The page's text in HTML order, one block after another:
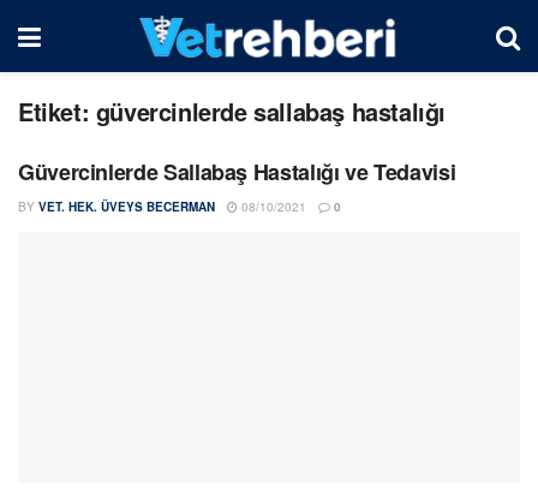
Etiket: güvercinlerde sallabaş hastalığı
Güvercinlerde Sallabaş Hastalığı ve Tedavisi
BY VET. HEK. ÜVEYS BECERMAN 08/10/2021 0